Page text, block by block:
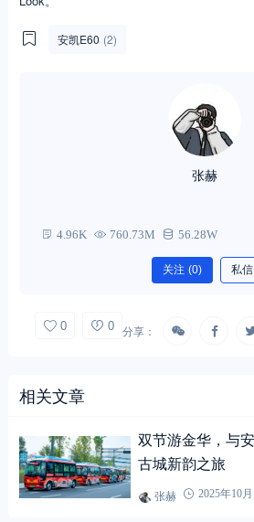
安凯E60 (2)
张赫
4.96K 760.73M 56.28W
关注 (0) 私信
0 0 分享：
相关文章
双节游金华，与
古城新韵之旅
张赫 2025年10